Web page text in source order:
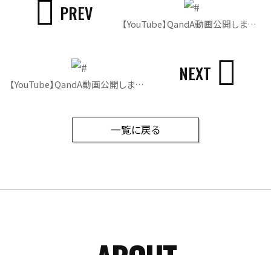
【YouTube】QandA動画公開しました
PREV
【YouTube】QandA動画公開しました NEXT
一覧に戻る